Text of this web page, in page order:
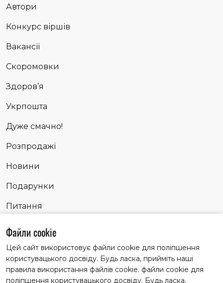
Автори
Конкурс віршів
Вакансії
Скоромовки
Здоров’я
Укрпошта
Дуже смачно!
Розпродажі
Новини
Подарунки
Питання
Сповідь
Матеріали із заголовком "Партнерські історії" публікуємо
на правах реклами
Файли cookie
Цей сайт використовує файли cookie для поліпшення
користувацького досвіду. Будь ласка, прийміть наші
правила використання файлів cookie. файли cookie для
поліпшення користувацького досвіду. Будь ласка,